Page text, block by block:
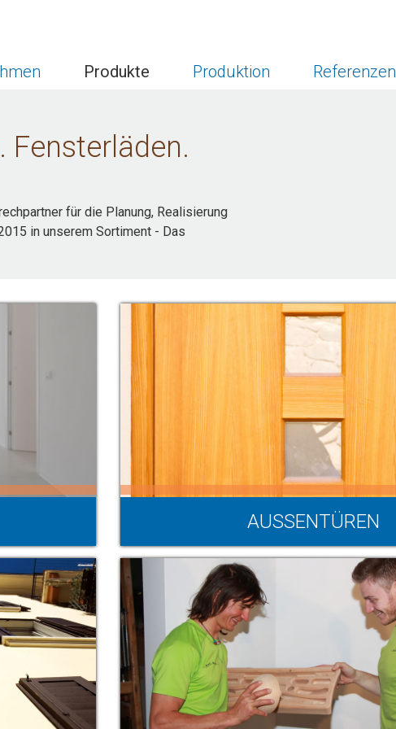
Produkte Produktion Referenzen
Fensterläden.
für die Planung, Realisierung
in unserem Sortiment - Das
AUSSENTÜREN